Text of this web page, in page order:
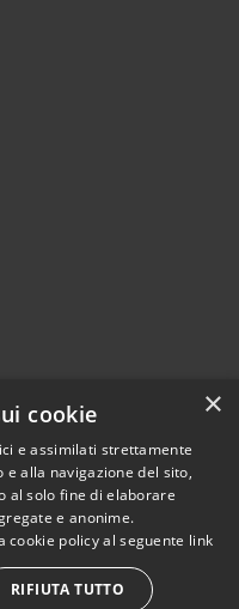
Copyright © 2024 •
Comune diGrottaminarda
• Powered byMunicipium
•Redazione
×
cookie
e assimilati strettamente
alla navigazione del sito,
al solo fine di elaborare
e anonime.
cookie policy al seguente link
RIFIUTA TUTTO